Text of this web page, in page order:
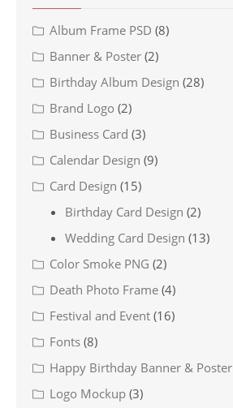
Album Frame PSD (8)
Banner & Poster (2)
Birthday Album Design (28)
Brand Logo (2)
Business Card (3)
Calendar Design (9)
Card Design (15)
Birthday Card Design (2)
Wedding Card Design (13)
Color Smoke PNG (2)
Death Photo Frame (4)
Festival and Event (16)
Fonts (8)
Happy Birthday Banner & Poster
Logo Mockup (3)